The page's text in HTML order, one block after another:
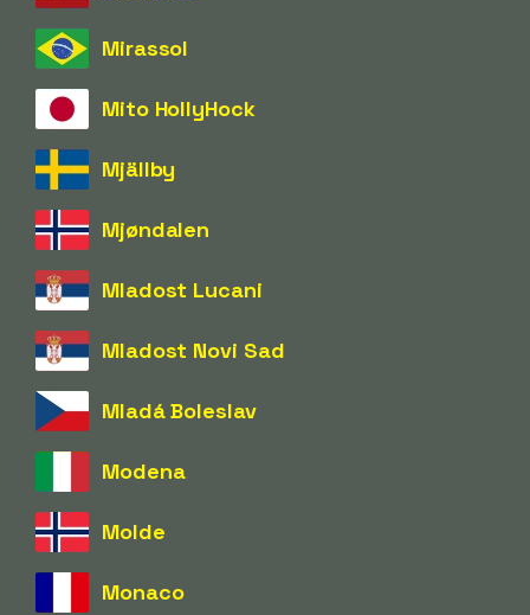
Mirassol
Mito HollyHock
Mjällby
Mjøndalen
Mladost Lucani
Mladost Novi Sad
Mladá Boleslav
Modena
Molde
Monaco